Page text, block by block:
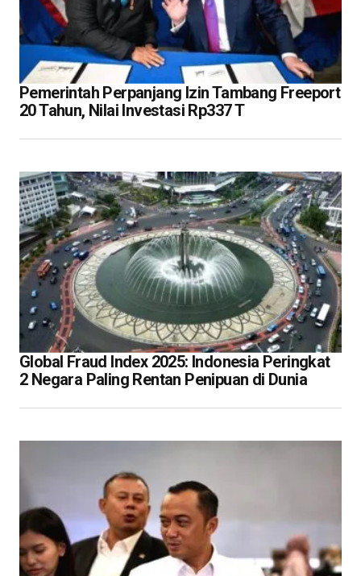
Pemerintah Perpanjang Izin Tambang Freeport
20 Tahun, Nilai Investasi Rp337 T
Global Fraud Index 2025: Indonesia Peringkat
2 Negara Paling Rentan Penipuan di Dunia